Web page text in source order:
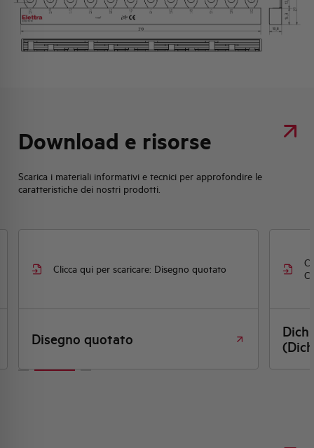
Download e risorse
Scarica i materiali informativi e tecnici per approfondire le
caratteristiche dei nostri prodotti.
Clicca qui per scaricare: Disegno quotato
Disegno quotato